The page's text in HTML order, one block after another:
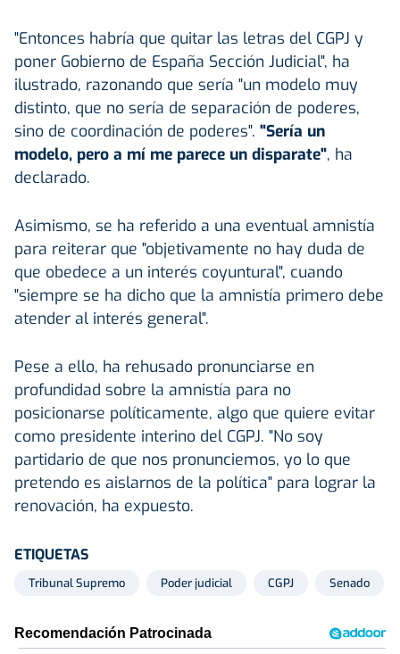
"Entonces habría que quitar las letras del CGPJ y
poner Gobierno de España Sección Judicial", ha
ilustrado, razonando que sería "un modelo muy
distinto, que no sería de separación de poderes,
sino de coordinación de poderes". "Sería un
modelo, pero a mí me parece un disparate", ha
declarado.
Asimismo, se ha referido a una eventual amnistía
para reiterar que "objetivamente no hay duda de
que obedece a un interés coyuntural", cuando
"siempre se ha dicho que la amnistía primero debe
atender al interés general".
Pese a ello, ha rehusado pronunciarse en
profundidad sobre la amnistía para no
posicionarse políticamente, algo que quiere evitar
como presidente interino del CGPJ. "No soy
partidario de que nos pronunciemos, yo lo que
pretendo es aislarnos de la política" para lograr la
renovación, ha expuesto.
ETIQUETAS
Tribunal Supremo Poder judicial CGPJ Senado